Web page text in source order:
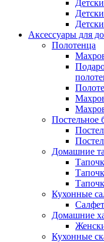
Аксессуары для
Полотенца
Постельное
Домашние
Кухонные
Домашние
Кухонные